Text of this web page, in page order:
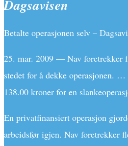
Dagsavisen
Betalte operasjonen selv –
25. mar. 2009 — Nav foretrekker
stedet for å dekke operasjonen. …
138.00 kroner for en
En privatfinansiert operasjon
arbeidsfør igjen. Nav foretrekker